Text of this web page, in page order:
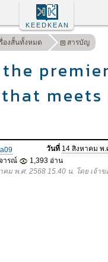
KEEDKEAN
องสั้นทั้งหมด สารบัญ
the
meets
วันที่ 14 สิงหาคม พ.
ารณ์
1,393 อ่าน
คม พ.ศ. 2568 15.40 น. โดย เจ้าข